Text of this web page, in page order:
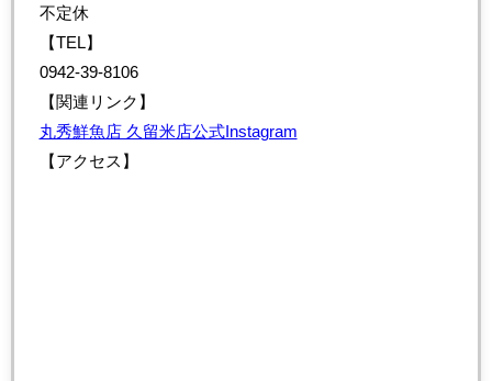
不定休
【TEL】
0942-39-8106
【関連リンク】
丸秀鮮魚店 久留米店公式Instagram
【アクセス】